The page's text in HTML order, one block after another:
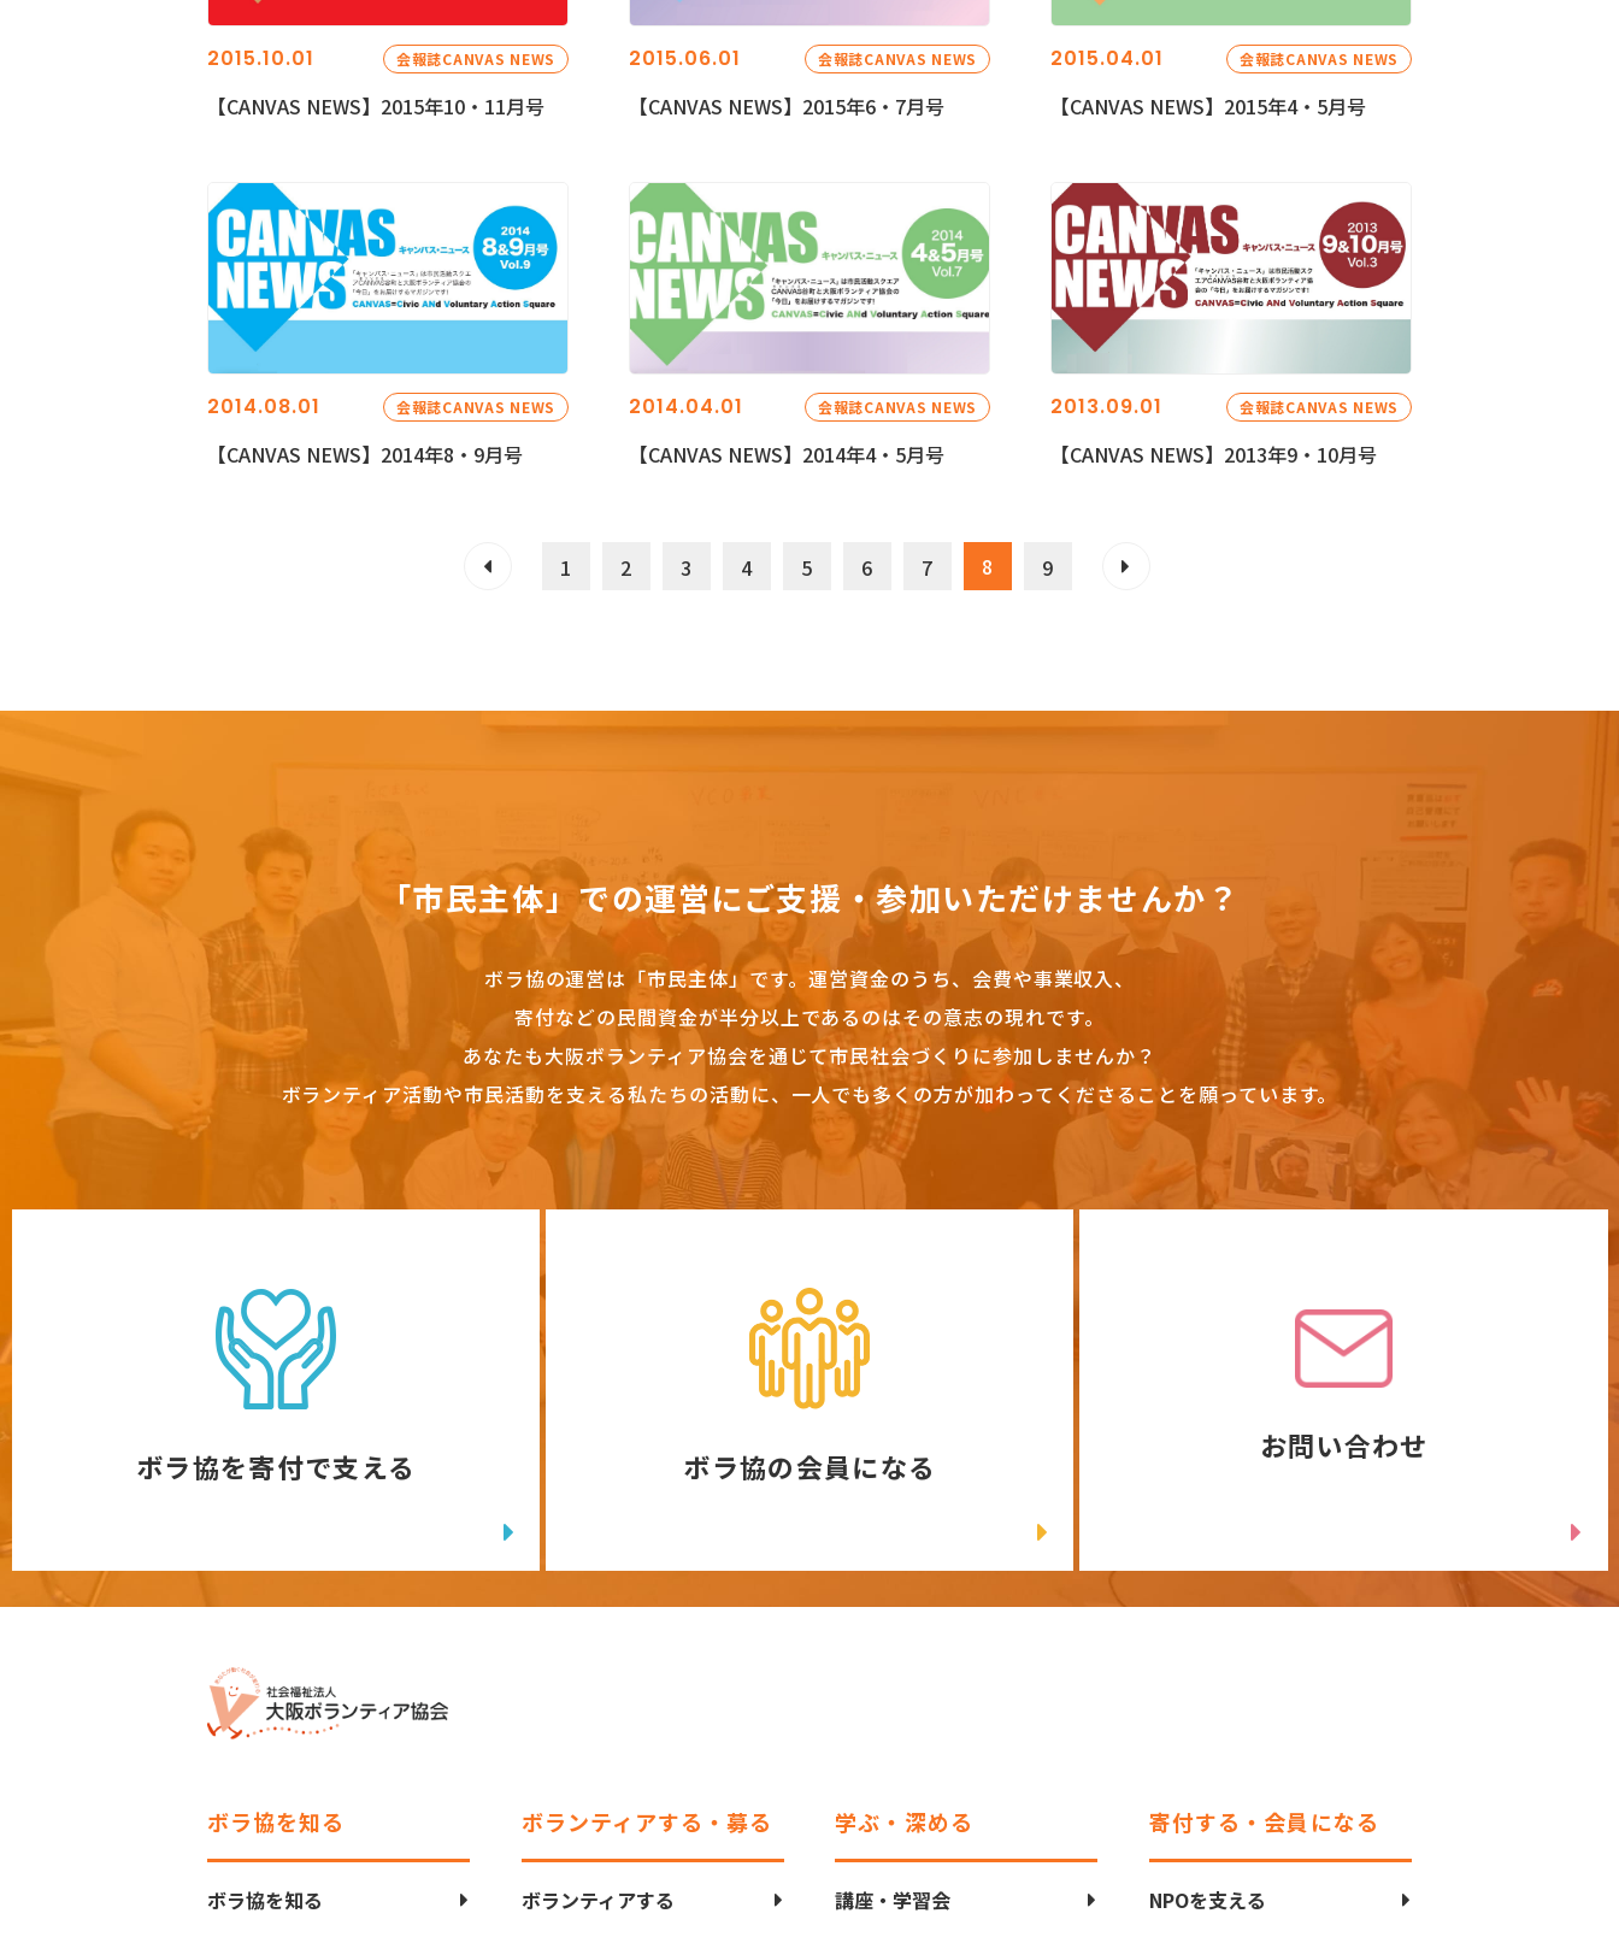
2015.10.01 会報誌CANVAS NEWS
【CANVAS NEWS】2015年10・11月号
2015.06.01 会報誌CANVAS NEWS
【CANVAS NEWS】2015年6・7月号
2015.04.01 会報誌CANVAS NEWS
【CANVAS NEWS】2015年4・5月号
2014.08.01 会報誌CANVAS NEWS
【CANVAS NEWS】2014年8・9月号
2014.04.01 会報誌CANVAS NEWS
【CANVAS NEWS】2014年4・5月号
2013.09.01 会報誌CANVAS NEWS
【CANVAS NEWS】2013年9・10月号
1 2 3 4 5 6 7 8 9
「市民主体」での運営にご支援・参加いただけませんか？
ボラ協の運営は「市民主体」です。 運営資金のうち、会費や事業収入、
寄付などの民間資金が半分以上であるのはその意志の現れです。
あなたも大阪ボランティア協会を通じて市民社会づくりに参加しませんか？
ボランティア活動や市民活動を支える私たちの活動に、一人でも多くの方が加わってくださることを願っています。
ボラ協を寄付で支える ボラ協の会員になる
お問い合わせ
ボラ協を知る
ボラ協を知る
ボランティアする・募る
ボランティアする
学ぶ・深める
講座・学習会
寄付する・会員になる
NPOを支える